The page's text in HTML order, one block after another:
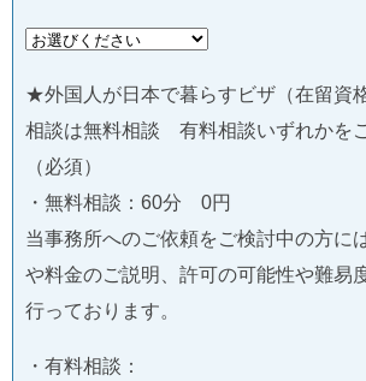
★外国人が日本で暮らすビザ（在留資
相談は無料相談 有料相談いずれかを
（必須）
・無料相談：60分 0円
当事務所へのご依頼をご検討中の方に
や料金のご説明、許可の可能性や難易
行っております。
・有料相談：